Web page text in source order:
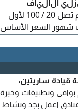
الألياف
البصرية فايبر وا 5G الا سلكي مع عروض خصم تصل 20 / 100 لأول
لمدة ثلاث شهور السعر الأساس
ساريتين،
وتطبيقات وخبرة
اعمل بجد ونشاط